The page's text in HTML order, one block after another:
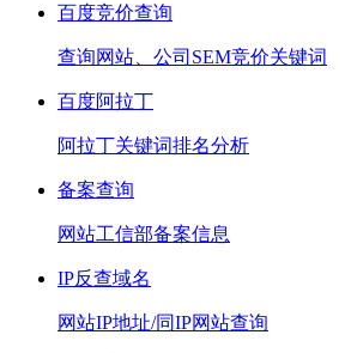
百度竞价查询
查询网站、公司SEM竞价关键词
百度阿拉丁
阿拉丁关键词排名分析
备案查询
网站工信部备案信息
IP反查域名
网站IP地址/同IP网站查询